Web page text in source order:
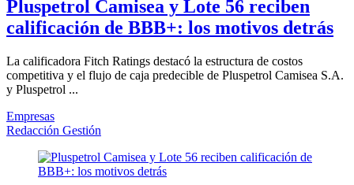
Pluspetrol Camisea y Lote 56 reciben
calificación de BBB+: los motivos detrás
La calificadora Fitch Ratings destacó la estructura de costos
competitiva y el flujo de caja predecible de Pluspetrol Camisea S.A.
y Pluspetrol ...
Empresas
Redacción Gestión